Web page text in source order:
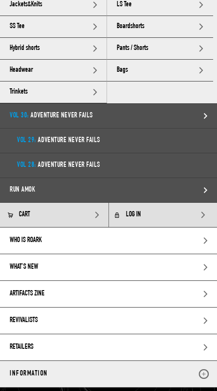
Jackets&Knits LS Tee
SS Tee Boardshorts
Hybrid shorts Pants / Shorts
Headwear Bags
Trinkets
VOL 30: ADVENTURE NEVER FAILS
VOL 29: ADVENTURE NEVER FAILS
VOL 28: ADVENTURE NEVER FAILS
RUN AMOK
CART LOG IN
WHO IS ROARK
WHAT’S NEW
ARTIFACTS ZINE
REVIVALISTS
RETAILERS
INFORMATION